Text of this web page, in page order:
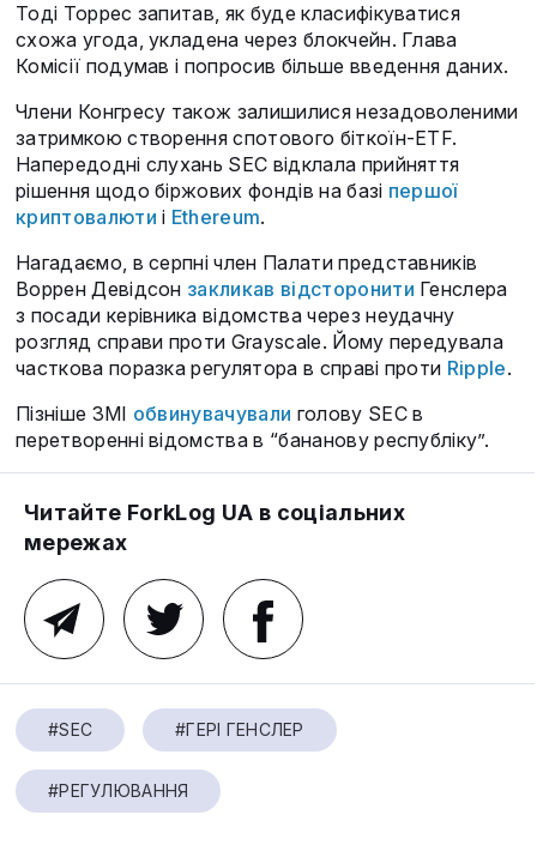
Тоді Торрес запитав, як буде класифікуватися
схожа угода, укладена через блокчейн. Глава
Комісії подумав і попросив більше введення даних.
Члени Конгресу також залишилися незадоволеними
затримкою створення спотового біткоїн-ETF.
Напередодні слухань SEC відклала прийняття
рішення щодо біржових фондів на базі першої
криптовалюти і Ethereum.
Нагадаємо, в серпні член Палати представників
Воррен Девідсон закликав відсторонити Генслера
з посади керівника відомства через неудачну
розгляд справи проти Grayscale. Йому передувала
часткова поразка регулятора в справі проти Ripple.
Пізніше ЗМІ обвинувачували голову SEC в
перетворенні відомства в “бананову республіку”.
Читайте ForkLog UA в соціальних
мережах
#SEC #ГЕРІ ГЕНСЛЕР
#РЕГУЛЮВАННЯ